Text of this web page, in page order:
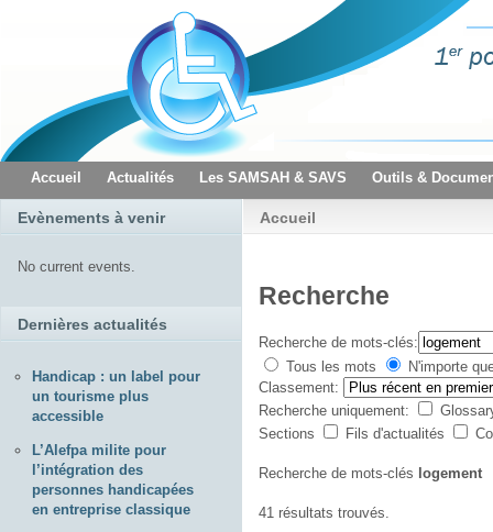
Accueil Actualités Les SAMSAH & SAVS Outils &
Accueil
Recherche
Recherche de mots-clés:
Tous les mots
N'importe
Classement:
Recherche uniquement:
Sections
Fils d'actualités
Recherche de mots-clés logement
41 résultats trouvés.
Evènements à venir
No current events.
Dernières actualités
Handicap : un label pour
un tourisme plus
accessible
L’Alefpa milite pour
l’intégration des
personnes handicapées
en entreprise classique